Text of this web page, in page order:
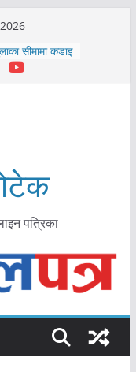
सीमामा कडाइ
खोप लगाउन
महत्वपूर्ण छ :
पत्रिका